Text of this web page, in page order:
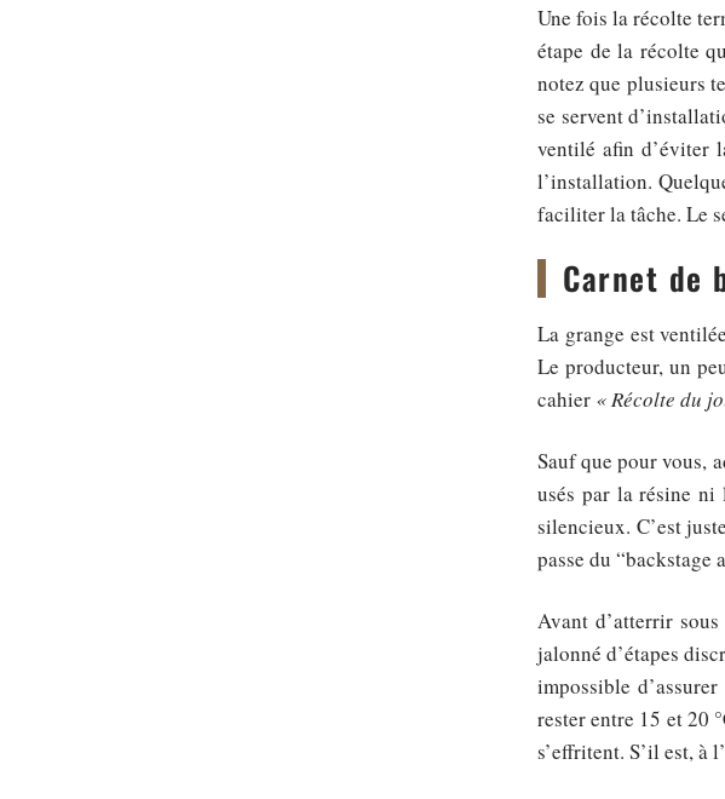
Une fois la récolte
étape de la récolte
notez que plusieurs
se servent
ventilé afin d’éviter
l’installation.
faciliter la tâche. Le
Carnet de
La grange est
Le producteur, un
cahier « Récolte du
Sauf que pour vous,
usés par la résine ni
silencieux. C’est
passe du
Avant d’atterrir
jalonné d’étapes
impossible
rester entre 15 et 20
s’effritent. S’il est, à